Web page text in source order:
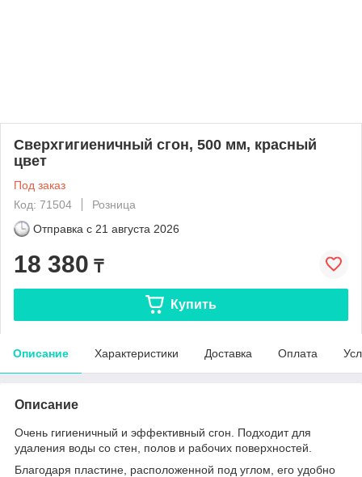
Сверхгигиеничный сгон, 500 мм, красный
цвет
Под заказ
Код: 71504
Розница
Отправка с 21 августа 2026
18 380 ₸
Купить
Описание Характеристики Доставка Оплата
Описание
Очень гигиеничный и эффективный сгон. Подходит для
удаления воды со стен, полов и рабочих поверхностей.
Благодаря пластине, расположенной под углом, его удобно